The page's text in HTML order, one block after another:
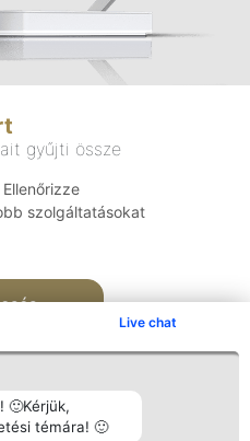
Live chat
🙂Kérjük,
témára! 🙂
gyűjti össze
szolgáltatásokat